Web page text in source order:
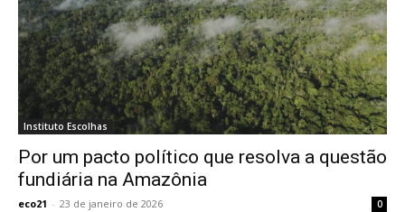
Instituto Escolhas
Por um pacto político que resolva a questão
fundiária na Amazônia
eco21 - 23 de janeiro de 2026 0